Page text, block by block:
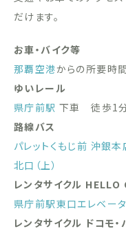
だけます。
お車・バイク等
那覇空港からの所要時
ゆいレール
県庁前駅 下車 徒歩1分
路線バス
パレットくもじ前 沖銀本
北口（上）
レンタサイクル HELLO
県庁前駅東口エレベー
レンタサイクル ドコモ・